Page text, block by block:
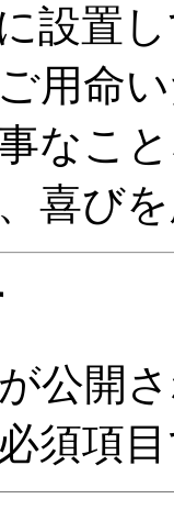
設置
用命
なこ
喜び
公開
須項